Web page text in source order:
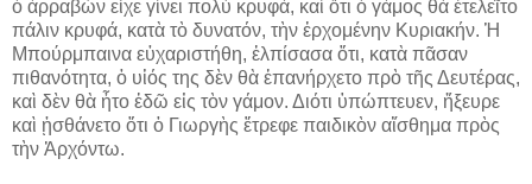
ὁ ἀρραβὼν εἶχε γίνει πολὺ κρυφά, καὶ ὅτι ὁ γάμος θὰ ἐτελεῖτο
πάλιν κρυφά, κατὰ τὸ δυνατόν, τὴν ἐρχομένην Κυριακήν. Ἡ
Μπούρμπαινα εὐχαριστήθη, ἐλπίσασα ὅτι, κατὰ πᾶσαν
πιθανότητα, ὁ υἱός της δὲν θὰ ἐπανήρχετο πρὸ τῆς Δευτέρας,
καὶ δὲν θὰ ἦτο ἐδῶ εἰς τὸν γάμον. Διότι ὑπώπτευεν, ἤξευρε
καὶ ᾐσθάνετο ὅτι ὁ Γιωργὴς ἔτρεφε παιδικὸν αἴσθημα πρὸς
τὴν Ἀρχόντω.